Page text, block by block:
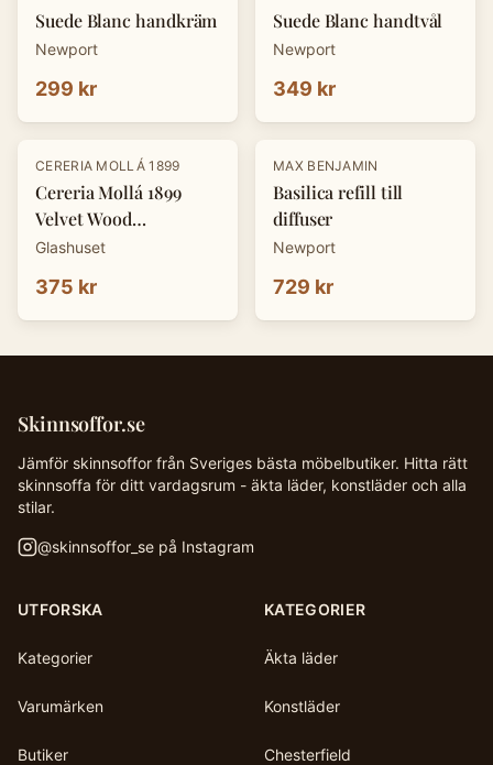
Suede Blanc handkräm
Newport
299 kr
Suede Blanc handtvål
Newport
349 kr
CERERIA MOLLÁ 1899
Cereria Mollá 1899
Velvet Wood
doftpinnar 100 ml
Glashuset
375 kr
MAX BENJAMIN
Basilica refill till
diffuser
Newport
729 kr
Skinnsoffor.se
Jämför skinnsoffor från Sveriges bästa möbelbutiker. Hitta rätt
skinnsoffa för ditt vardagsrum - äkta läder, konstläder och alla
stilar.
@skinnsoffor_se på Instagram
UTFORSKA
Kategorier
Varumärken
Butiker
KATEGORIER
Äkta läder
Konstläder
Chesterfield